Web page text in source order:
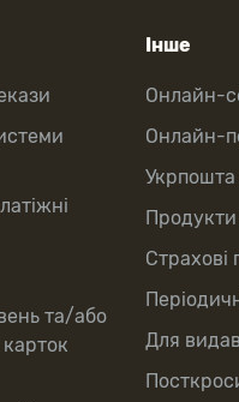
та/або
Інше
Онлайн-
Онлайн-
Страхові
Для